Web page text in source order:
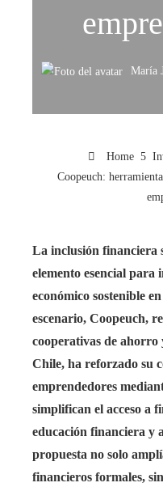
María
Home
Coopeuch:
La inclusión financiera
elemento esencial
económico sostenible
escenario, Coopeuch,
cooperativas de ahorro
Chile, ha reforzado su
emprendedores
simplifican el acceso a
educación financiera y
propuesta no solo
financieros formales,